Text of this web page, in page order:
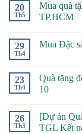
20
Th5
Mua quà
TP.HCM
29
Th4
Mua Đặc
23
Th4
Quà tặng
10
26
Th3
[Dự án
TGL Kết